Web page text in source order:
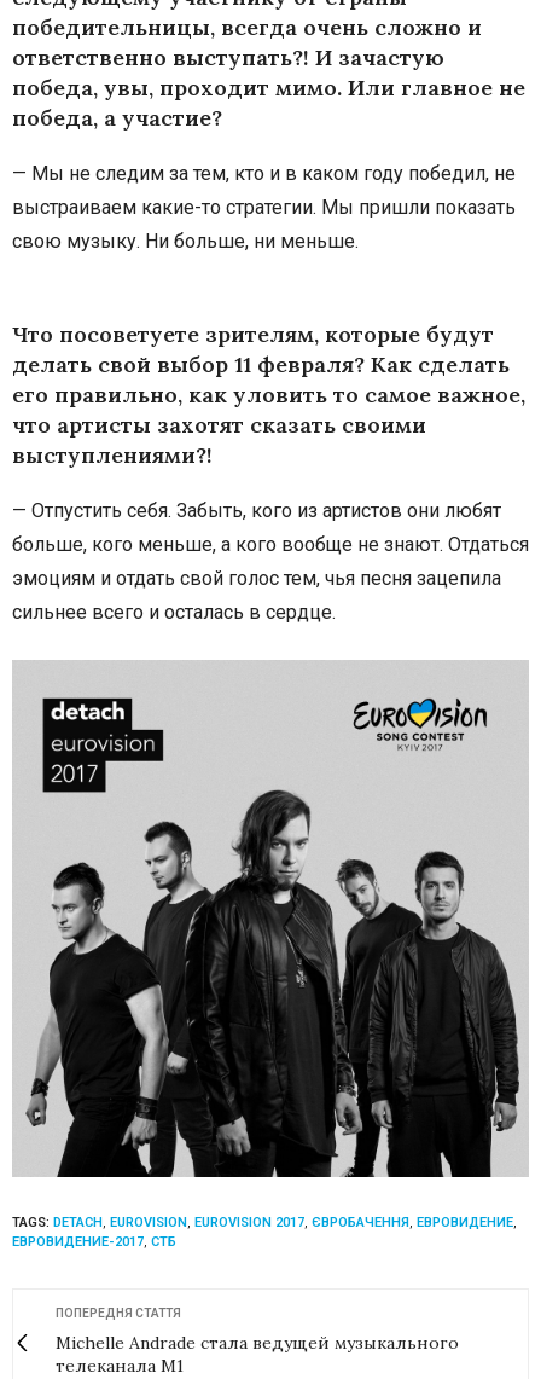
победительницы, всегда очень сложно и
ответственно выступать?! И зачастую
победа, увы, проходит мимо. Или главное не
победа, а участие?
— Мы не следим за тем, кто и в каком году победил, не
выстраиваем какие-то стратегии. Мы пришли показать
свою музыку. Ни больше, ни меньше.
Что посоветуете зрителям, которые будут
делать свой выбор 11 февраля? Как сделать
его правильно, как уловить то самое важное,
что артисты захотят сказать своими
выступлениями?!
— Отпустить себя. Забыть, кого из артистов они любят
больше, кого меньше, а кого вообще не знают. Отдаться
эмоциям и отдать свой голос тем, чья песня зацепила
сильнее всего и осталась в сердце.
TAGS: DETACH, EUROVISION, EUROVISION 2017, ЄВРОБАЧЕННЯ, ЕВРОВИДЕНИЕ,
ЕВРОВИДЕНИЕ-2017, СТБ
ПОПЕРЕДНЯ СТАТТЯ
Michelle Andrade стала ведущей музыкального
телеканала М1